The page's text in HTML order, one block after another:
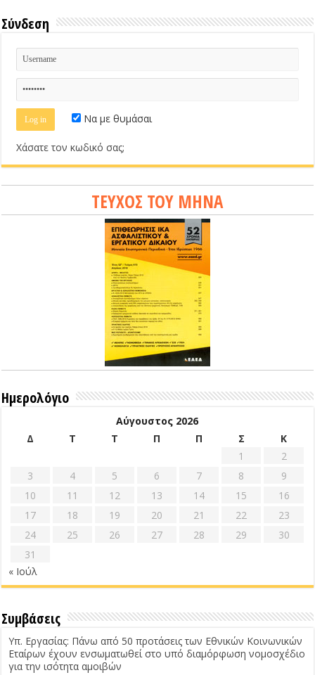
Σύνδεση
Να με θυμάσαι
Χάσατε τον κωδικό σας;
ΤΕΥΧΟΣ ΤΟΥ ΜΗΝΑ
Ημερολόγιο
Αύγουστος 2026
Δ
Τ Τ Π Π Σ
Κ
1
2
3
4 5 6 7 8
9
10
11 12 13 14 15
16
17
18 19 20 21 22
23
24
25 26 27 28 29
30
31
« Ιούλ
Συμβάσεις
Υπ. Εργασίας: Πάνω από 50 προτάσεις των Εθνικών Κοινωνικών
Εταίρων έχουν ενσωματωθεί στο υπό διαμόρφωση νομοσχέδιο
για την ισότητα αμοιβών